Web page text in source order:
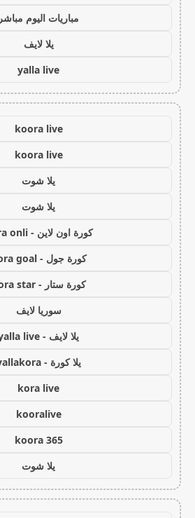
مباريات اليوم مباشر
يلا لايف
yalla live
koora live
koora live
يلا شوت
يلا شوت
كورة اون لاين - kora onli
كورة جول - kora goal
كورة ستار - kora star
سوريا لايف
يلا لايف - yalla live
يلا كورة - yallakora
kora live
kooralive
koora 365
يلا شوت